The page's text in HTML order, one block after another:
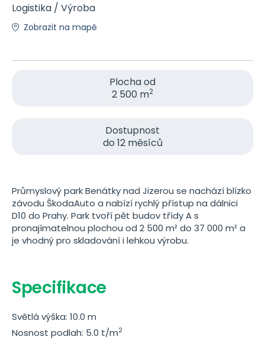
Logistika / Výroba
Zobrazit na mapě
Plocha od
2 500 m2
Dostupnost
do 12 měsíců
Průmyslový park Benátky nad Jizerou se nachází blízko
závodu ŠkodaAuto a nabízí rychlý přístup na dálnici
D10 do Prahy. Park tvoří pět budov třídy A s
pronajímatelnou plochou od 2 500 m² do 37 000 m² a
je vhodný pro skladování i lehkou výrobu.
Specifikace
Světlá výška: 10.0 m
Nosnost podlah: 5.0 t/m2